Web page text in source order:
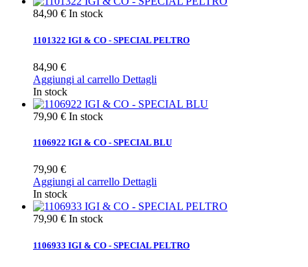
84,90 € In stock
1101322 IGI & CO - SPECIAL PELTRO
84,90 €
Aggiungi al carrello Dettagli
In stock
79,90 € In stock
1106922 IGI & CO - SPECIAL BLU
79,90 €
Aggiungi al carrello Dettagli
In stock
79,90 € In stock
1106933 IGI & CO - SPECIAL PELTRO